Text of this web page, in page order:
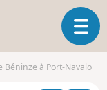
O
u
Béninze à Port-Navalo